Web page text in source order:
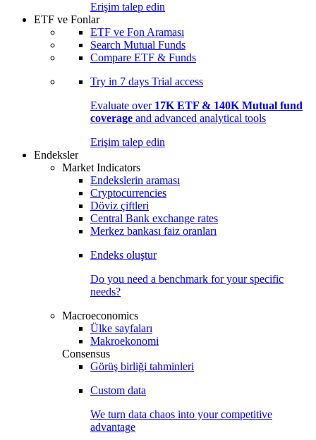
Erişim talep edin
ETF ve Fonlar
ETF ve Fon Araması
Search Mutual Funds
Compare ETF & Funds
Try in 7 days Trial access
Evaluate over 17K ETF & 140K Mutual fund
coverage and advanced analytical tools
Erişim talep edin
Endeksler
Market Indicators
Endekslerin araması
Cryptocurrencies
Döviz çiftleri
Central Bank exchange rates
Merkez bankası faiz oranları
Endeks oluştur
Do you need a benchmark for your specific
needs?
Macroeconomics
Ülke sayfaları
Makroekonomi
Consensus
Görüş birliği tahminleri
Custom data
We turn data chaos into your competitive
advantage